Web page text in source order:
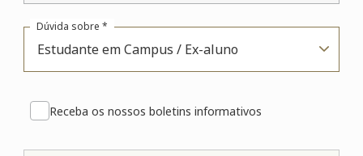
Estudante em Campus / Ex-aluno
Dúvida sobre *
Receba os nossos boletins informativos